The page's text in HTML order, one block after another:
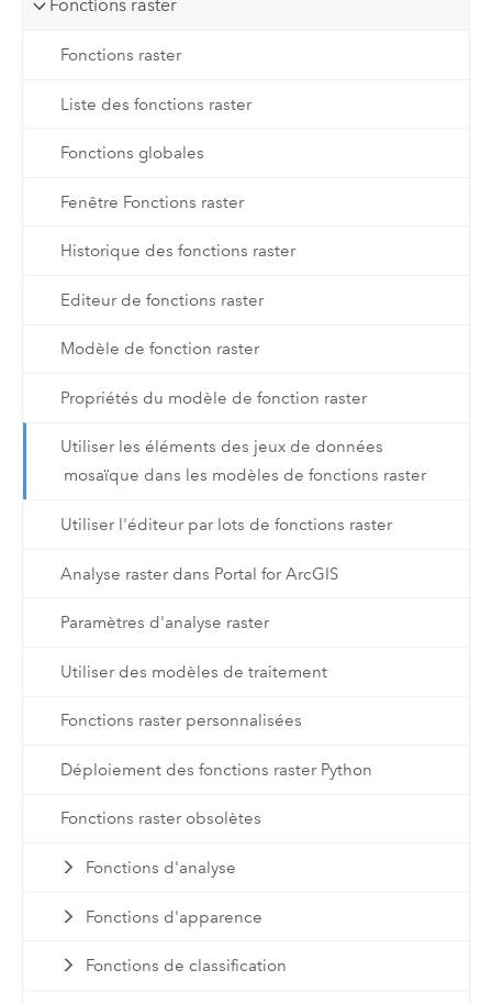
Fonctions raster
Fonctions raster
Liste des fonctions raster
Fonctions globales
Fenêtre Fonctions raster
Historique des fonctions raster
Editeur de fonctions raster
Modèle de fonction raster
Propriétés du modèle de fonction raster
Utiliser les éléments des jeux de données
mosaïque dans les modèles de fonctions raster
Utiliser l'éditeur par lots de fonctions raster
Analyse raster dans Portal for ArcGIS
Paramètres d'analyse raster
Utiliser des modèles de traitement
Fonctions raster personnalisées
Déploiement des fonctions raster Python
Fonctions raster obsolètes
Fonctions d'analyse
Fonctions d'apparence
Fonctions de classification